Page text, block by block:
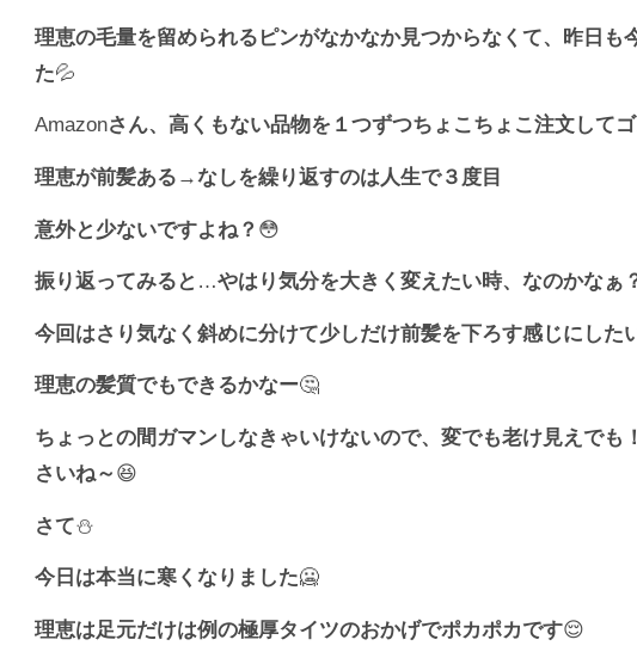
理恵の毛量を留められるピンがなかなか見つからなくて、昨日も
た💦
Amazonさん、高くもない品物を１つずつちょこちょこ注文して
理恵が前髪ある →なしを繰り返すのは人生で３度目
意外と少ないですよね？ 😳
振り返ってみると …やはり気分を大きく変えたい時、なのかなぁ
今回はさり気なく斜めに分けて少しだけ前髪を下ろす感じにした
理恵の髪質でもできるかなー🤔
ちょっとの間ガマンしなきゃいけないので、変でも老け見えでも
さいね～ 😆
さて⛄️
今日は本当に寒くなりました🥶
理恵は足元だけは例の極厚タイツのおかげでポカポカです😌